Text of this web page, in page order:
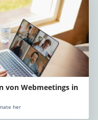
von Webmeetings in
her